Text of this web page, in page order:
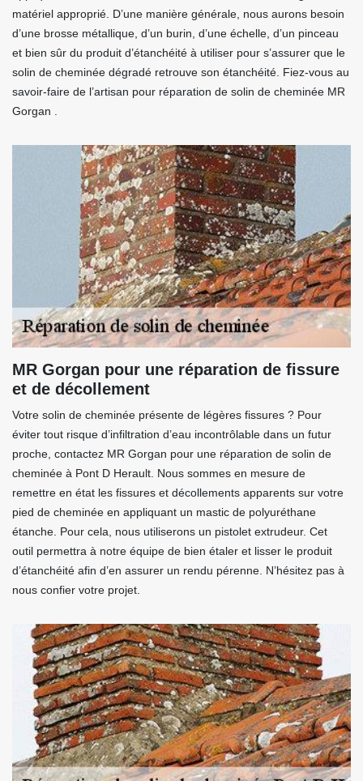
matériel approprié. D’une manière générale, nous aurons besoin
d’une brosse métallique, d’un burin, d’une échelle, d’un pinceau
et bien sûr du produit d’étanchéité à utiliser pour s’assurer que le
solin de cheminée dégradé retrouve son étanchéité. Fiez-vous au
savoir-faire de l’artisan pour réparation de solin de cheminée MR
Gorgan .
MR Gorgan pour une réparation de fissure
et de décollement
Votre solin de cheminée présente de légères fissures ? Pour
éviter tout risque d’infiltration d’eau incontrôlable dans un futur
proche, contactez MR Gorgan pour une réparation de solin de
cheminée à Pont D Herault. Nous sommes en mesure de
remettre en état les fissures et décollements apparents sur votre
pied de cheminée en appliquant un mastic de polyuréthane
étanche. Pour cela, nous utiliserons un pistolet extrudeur. Cet
outil permettra à notre équipe de bien étaler et lisser le produit
d’étanchéité afin d’en assurer un rendu pérenne. N’hésitez pas à
nous confier votre projet.